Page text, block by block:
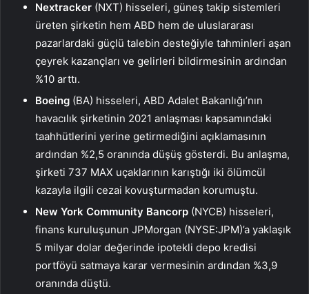
Nextracker (NXT) hisseleri, güneş takip sistemleri
üreten şirketin hem ABD hem de uluslararası
pazarlardaki güçlü talebin desteğiyle tahminleri aşan
çeyrek kazançları ve gelirleri bildirmesinin ardından
%10 arttı.
Boeing (BA) hisseleri, ABD Adalet Bakanlığı’nın
havacılık şirketinin 2021 anlaşması kapsamındaki
taahhütlerini yerine getirmediğini açıklamasının
ardından %2,5 oranında düşüş gösterdi. Bu anlaşma,
şirketi 737 MAX uçaklarının karıştığı iki ölümcül
kazayla ilgili cezai kovuşturmadan korumuştu.
New York Community Bancorp (NYCB) hisseleri,
finans kuruluşunun JPMorgan (NYSE:JPM)’a yaklaşık
5 milyar dolar değerinde ipotekli depo kredisi
portföyü satmaya karar vermesinin ardından %3,9
oranında düştü.